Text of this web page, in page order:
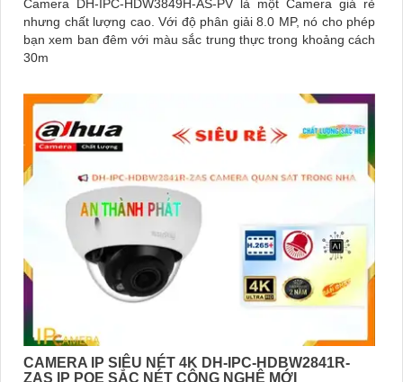
Camera DH-IPC-HDW3849H-AS-PV là một Camera giá rẻ
nhưng chất lượng cao. Với độ phân giải 8.0 MP, nó cho phép
bạn xem ban đêm với màu sắc trung thực trong khoảng cách
30m
CAMERA IP SIÊU NÉT 4K DH-IPC-HDBW2841R-
ZAS IP POE SẮC NÉT CÔNG NGHỆ MỚI